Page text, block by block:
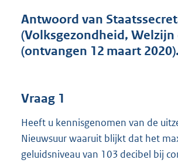
:
4
9
Antwoord van
(Volksgezondheid, Welzijn
(ontvangen 12 maart 2020).
Vraag 1
Heeft u kennisgenomen van de
Nieuwsuur waaruit blijkt dat het
geluidsniveau van 103 decibel bij